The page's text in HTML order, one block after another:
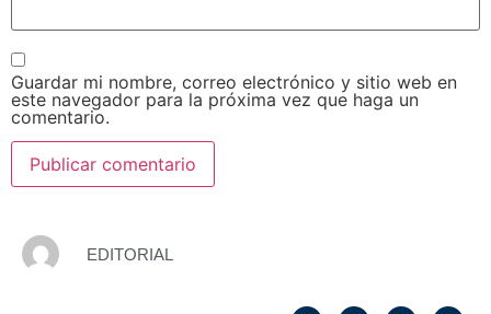
Guardar mi nombre, correo electrónico y sitio web en
este navegador para la próxima vez que haga un
comentario.
EDITORIAL